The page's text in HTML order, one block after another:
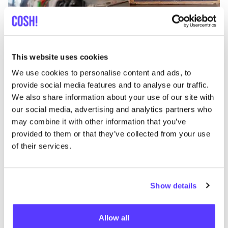
This website uses cookies
We use cookies to personalise content and ads, to
provide social media features and to analyse our traffic.
We also share information about your use of our site with
our social media, advertising and analytics partners who
may combine it with other information that you’ve
provided to them or that they’ve collected from your use
of their services.
Show details
Allow all
Añade a la ruta